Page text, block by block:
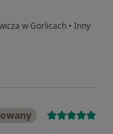
w Gorlicach • Inny